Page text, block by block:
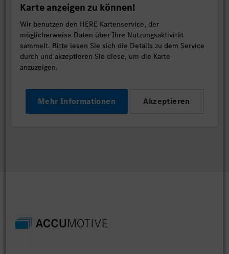
Karte anzeigen zu können!
Wir benutzen den HERE Kartenservice, der
möglicherweise Daten über Ihre Nutzungsaktivität
sammelt. Bitte lesen Sie sich die Details zu dem Service
durch und akzeptieren Sie diese, um die Karte
anzuzeigen.
Mehr Informationen Akzeptieren